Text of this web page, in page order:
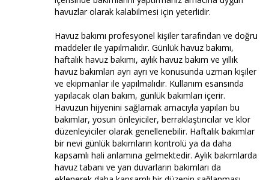
havuzlar olarak kalabilmesi için yeterlidir.
Havuz bakımı profesyonel kişiler tarafından ve doğru
maddeler ile yapılmalıdır. Günlük havuz bakımı,
haftalık havuz bakımı, aylık havuz bakım ve yıllık
havuz bakımları ayrı ayrı ve konusunda uzman kişiler
ve ekipmanlar ile yapılmalıdır. Kullanım esansında
yapılacak olan bakım, günlük bakımları içerir.
Havuzun hijyenini sağlamak amacıyla yapılan bu
bakımlar, yosun önleyiciler, berraklaştırıcılar ve klor
düzenleyiciler olarak genellenebilir. Haftalık bakımlar
bir nevi günlük bakımların kontrolü ya da daha
kapsamlı hali anlamına gelmektedir. Aylık bakımlarda
havuz tabanı ve yan duvarların bakımları da